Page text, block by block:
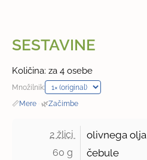
SESTAVINE
Količina: za 4 osebe
Množilnik:
📏Mere · 🌿Začimbe
2 žlici olivnega olja
60 g čebule